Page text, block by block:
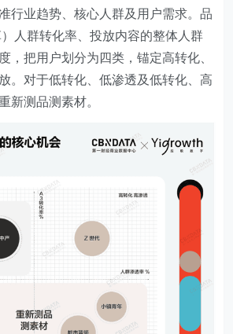
行业趋势、核心人群及用户需求。品
人群转化率、投放内容的整体人群
，把用户划分为四类，锚定高转化、
。对于低转化、低渗透及低转化、高
新测品测素材。